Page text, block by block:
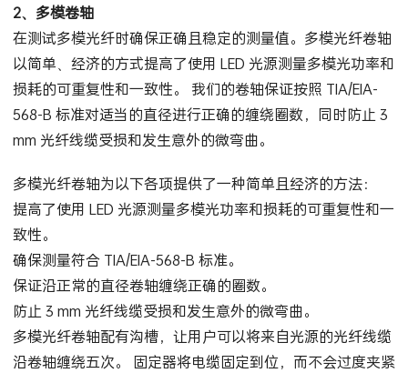
2、多模卷轴
在测试多模光纤时确保正确且稳定的测量值。多模光纤卷轴
以简单、经济的方式提高了使用 LED 光源测量多模光功率和
损耗的可重复性和一致性。 我们的卷轴保证按照 TIA/EIA-
568-B 标准对适当的直径进行正确的缠绕圈数，同时防止 3
mm 光纤线缆受损和发生意外的微弯曲。
多模光纤卷轴为以下各项提供了一种简单且经济的方法：
提高了使用 LED 光源测量多模光功率和损耗的可重复性和一
致性。
确保测量符合 TIA/EIA-568-B 标准。
保证沿正常的直径卷轴缠绕正确的圈数。
防止 3 mm 光纤线缆受损和发生意外的微弯曲。
多模光纤卷轴配有沟槽，让用户可以将来自光源的光纤线缆
沿卷轴缠绕五次。 固定器将电缆固定到位，而不会过度夹紧